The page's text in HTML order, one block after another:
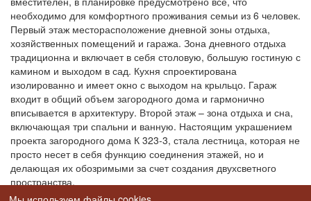
необходимо для комфортного проживания семьи из 6 человек.
Первый этаж месторасположение дневной зоны отдыха,
хозяйственных помещений и гаража. Зона дневного отдыха
традиционна и включает в себя столовую, большую гостиную с
камином и выходом в сад. Кухня спроектирована
изолированно и имеет окно с выходом на крыльцо. Гараж
входит в общий объем загородного дома и гармонично
вписывается в архитектуру. Второй этаж – зона отдыха и сна,
включающая три спальни и ванную. Настоящим украшением
проекта загородного дома К 323-3, стала лестница, которая не
просто несет в себя функцию соединения этажей, но и
делающая их обозримыми за счет создания двухсветного
пространства.